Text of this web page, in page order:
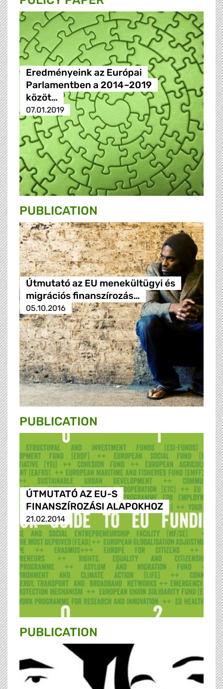
Eredményeink az Európai
Parlamentben a 2014–2019
közöt…
07.01.2019
PUBLICATION
Útmutató az EU menekültügyi és
migrációs finanszírozás…
05.10.2016
PUBLICATION
ÚTMUTATÓ AZ EU-S
FINANSZÍROZÁSI ALAPOKHOZ
21.02.2014
PUBLICATION